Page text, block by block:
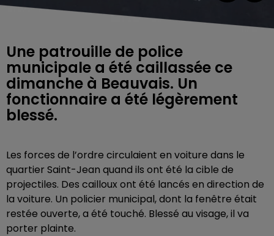
Une patrouille de police
municipale a été caillassée ce
dimanche à Beauvais. Un
fonctionnaire a été légèrement
blessé.
Les forces de l’ordre circulaient en voiture dans le
quartier Saint-Jean quand ils ont été la cible de
projectiles. Des cailloux ont été lancés en direction de
la voiture. Un policier municipal, dont la fenêtre était
restée ouverte, a été touché. Blessé au visage, il va
porter plainte.